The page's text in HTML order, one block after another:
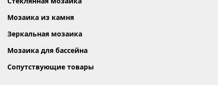
Мозаика из камня
Зеркальная мозаика
Мозаика для бассейна
Сопутствующие товары